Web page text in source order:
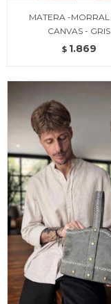
MATERA -MORRAL
CANVAS - GRIS
$ 1.869